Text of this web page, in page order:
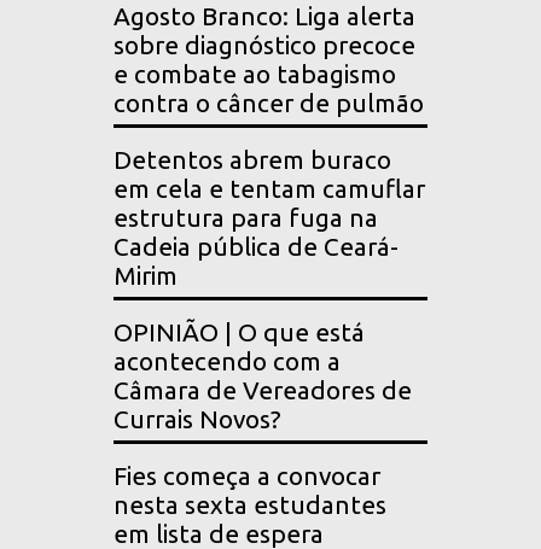
Agosto Branco: Liga alerta
sobre diagnóstico precoce
e combate ao tabagismo
contra o câncer de pulmão
Detentos abrem buraco
em cela e tentam camuflar
estrutura para fuga na
Cadeia pública de Ceará-
Mirim
OPINIÃO | O que está
acontecendo com a
Câmara de Vereadores de
Currais Novos?
Fies começa a convocar
nesta sexta estudantes
em lista de espera